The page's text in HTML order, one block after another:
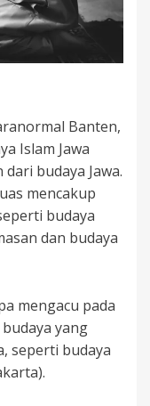
Banten,
Islam Jawa
budaya Jawa.
mencakup
budaya
dan budaya
mengacu pada
yang
seperti budaya